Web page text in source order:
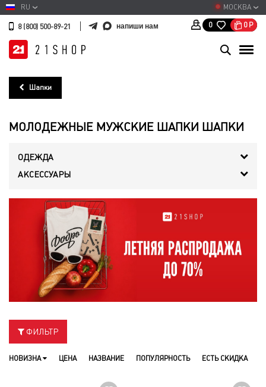
МОСКВА
RU
8 (800) 500-89-21 напиши нам 0 0 Р
Шапки
МОЛОДЕЖНЫЕ МУЖСКИЕ ШАПКИ ШАПКИ
ОДЕЖДА
АКСЕССУАРЫ
ФИЛЬТР
НОВИЗНА ЦЕНА НАЗВАНИЕ ПОПУЛЯРНОСТЬ ЕСТЬ СКИДКА